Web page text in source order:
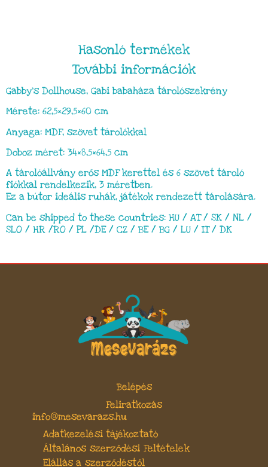
Hasonló termékek
További információk
Gabby’s Dollhouse, Gabi babaháza tárolószekrény
Mérete: 62,5×29,5×60 cm
Anyaga: MDF, szövet tárolókkal
Doboz méret: 34×8,5×64,5 cm
A tárolóállvány erős MDF kerettel és 6 szövet tároló
fiókkal rendelkezik, 3 méretben.
Ez a bútor ideális ruhák, játékok rendezett tárolására.
Can be shipped to these countries: HU / AT / SK / NL /
SLO / HR /RO / PL /DE / CZ / BE / BG / LU / IT / DK
Belépés
Feliratkozás
info@mesevarazs.hu
Adatkezelési tájékoztató
Általános szerződési Feltételek
Elállás a szerződéstől